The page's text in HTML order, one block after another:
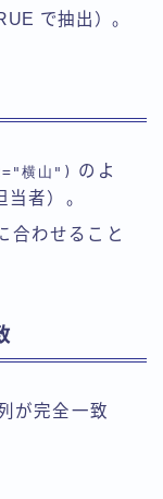
で抽出）。
横山")
のよ
者）。
合わせること
が完全一致